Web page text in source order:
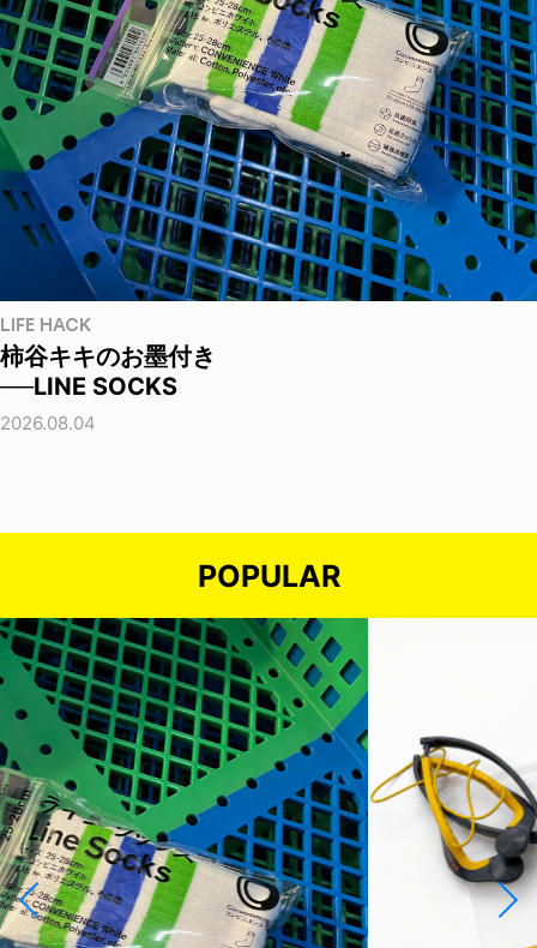
LIFE HACK
柿谷キキのお墨付き
──LINE SOCKS
2026.08.04
POPULAR